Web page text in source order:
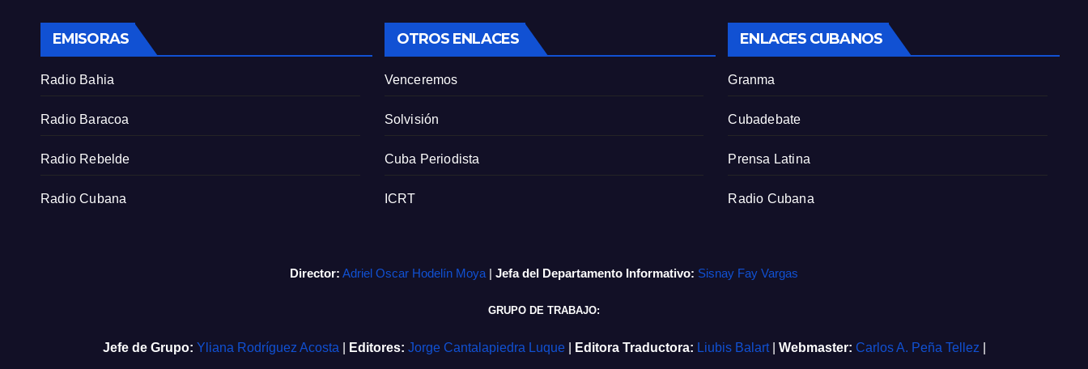
EMISORAS
Radio Bahia
Radio Baracoa
Radio Rebelde
Radio Cubana
OTROS ENLACES
Venceremos
Solvisión
Cuba Periodista
ICRT
ENLACES CUBANOS
Granma
Cubadebate
Prensa Latina
Radio Cubana
Director: Adriel Oscar Hodelín Moya | Jefa del Departamento Informativo: Sisnay Fay Vargas
GRUPO DE TRABAJO:
Jefe de Grupo: Yliana Rodríguez Acosta Editores: Jorge Cantalapiedra Luque Editora Traductora: Liubis Balart Webmaster: Carlos A. Peña Tellez